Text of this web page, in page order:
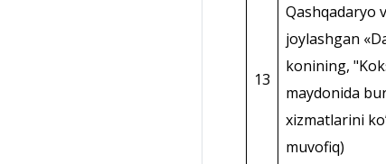
13
Qashqadaryo
joylashgan
konining,
maydonida
xizmatlarini
muvofiq)